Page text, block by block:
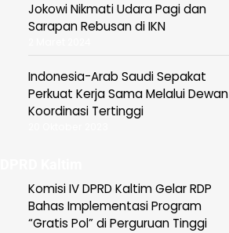
Jokowi Nikmati Udara Pagi dan
Sarapan Rebusan di IKN
Indonesia-Arab Saudi Sepakat
Perkuat Kerja Sama Melalui Dewan
Koordinasi Tertinggi
Komisi IV DPRD Kaltim Gelar RDP
Bahas Implementasi Program
“Gratis Pol” di Perguruan Tinggi